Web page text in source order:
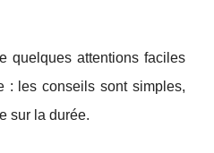
quelques attentions faciles
: les conseils sont simples,
sur la durée.